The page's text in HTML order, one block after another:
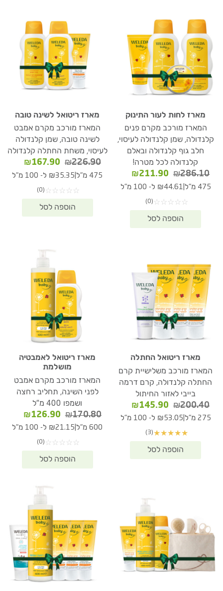
מארז לחות לעור התינוק
המארז מורכב מקרם פנים
קלנדולה, שמן קלנדולה לעיסוי,
חלב גוף קלנדולה ובאלם
קלנדולה לכל מטרה!
₪286.10
המחיר
המקורי
₪286.10.
₪211.90
המחיר
הנוכחי
475 מ"ל ₪44.61 ל- 100 מ"ל
☆
☆
☆
☆
☆
(0)
מארז ריטואל לשינה טובה
המארז מורכב מקרם אמבט
לשינה טובה, שמן קלנדולה
לעיסוי, משחת החתלה קלנדולה
₪226.90
המחיר
המקורי
₪226.90.
₪167.90
הנוכחי
475 מ"ל ₪35.35 ל- 100 מ"ל
☆
☆
☆
☆
☆
(0)
מארז ריטואל החתלה
המארז מורכב משלישיית קרם
החתלה קלנדולה, קרם דרמה
בייבי לאזור החיתול
₪200.40
המחיר
המקורי
₪200.40.
₪145.90
המחיר
הנוכחי
275 מ"ל ₪53.05 ל- 100 מ"ל
★
★
★
★
★
(3)
מארז ריטואל לאמבטיה
מושלמת
המארז מורכב מקרם אמבט
לפני השינה, תחליב רחצה
ושמפו 400 מ"ל
₪170.80
המחיר
המקורי
₪170.80.
₪126.90
הנוכחי
600 מ"ל ₪21.15 ל- 100 מ"ל
☆
☆
☆
☆
☆
(0)